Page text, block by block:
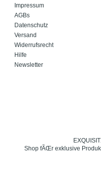
Impressum
AGBs
Datenschutz
Versand
Widerrufsrecht
Hilfe
Newsletter
Shop fÃŒr exklusive